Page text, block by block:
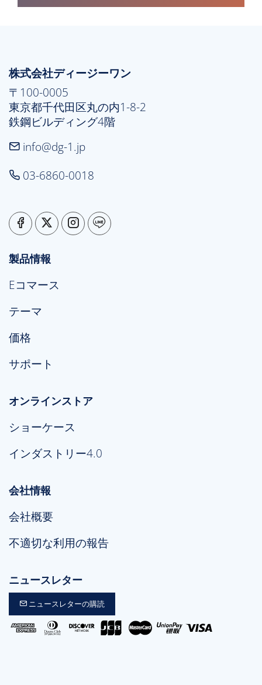
株式会社ディージーワン
〒100-0005
東京都千代田区丸の内1-8-2
鉄鋼ビルディング4階
info@dg-1.jp
03-6860-0018
製品情報
Eコマース
テーマ
価格
サポート
オンラインストア
ショーケース
インダストリー4.0
会社情報
会社概要
不適切な利用の報告
ニュースレター
ニュースレターの購読